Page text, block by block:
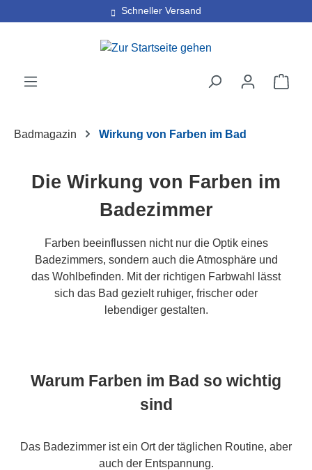
Zum Hauptinhalt springenSchneller Versand
30 Tage kostenlose Retoure
Badmagazin Wirkung von Farben im Bad
Die Wirkung von Farben im
Badezimmer
Farben beeinflussen nicht nur die Optik eines
Badezimmers, sondern auch die Atmosphäre und
das Wohlbefinden. Mit der richtigen Farbwahl lässt
sich das Bad gezielt ruhiger, frischer oder
lebendiger gestalten.
Warum Farben im Bad so wichtig
sind
Das Badezimmer ist ein Ort der täglichen Routine, aber
auch der Entspannung.